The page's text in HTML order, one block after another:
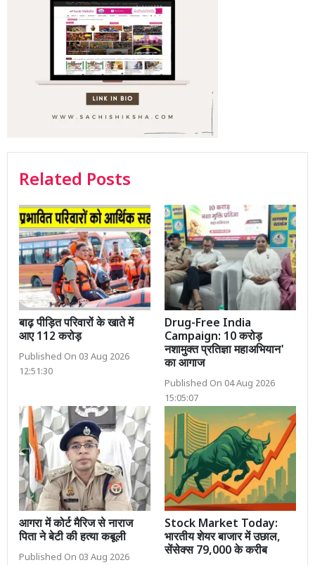
Related Posts
बाढ़ पीड़ित परिवारों के खाते में
आए 112 करोड़
Published On 03 Aug 2026
12:51:30
Drug-Free India
Campaign: 10 करोड़
नशामुक्त प्रतिज्ञा महाअभियान'
का आगाज
Published On 04 Aug 2026
15:05:07
आगरा में कोर्ट मैरिज से नाराज
पिता ने बेटी की हत्या कबूली
Published On 03 Aug 2026
Stock Market Today:
भारतीय शेयर बाजार में उछाल,
सेंसेक्स 79,000 के करीब